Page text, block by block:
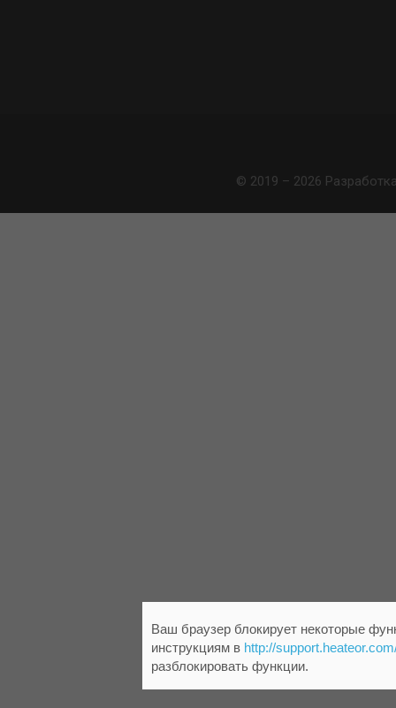
© 2019 – 2026
Ваш браузер блокирует некоторые
инструкциям в http://
разблокировать функции.